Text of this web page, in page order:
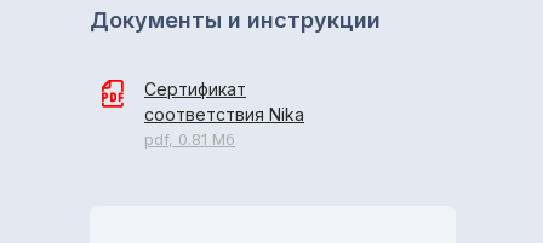
Сертификат
соответствия Nika
pdf, 0.81 Мб
Документы и инструкции